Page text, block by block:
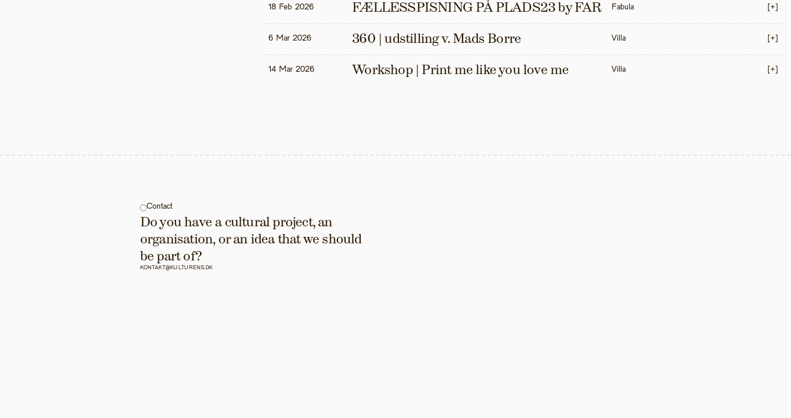
18 Feb 2026 FÆLLESSPISNING PÅ PLADS23 by FAR Fabula [+]
6 Mar 2026 360 | udstilling v. Mads Borre Villa [+]
14 Mar 2026 Workshop | Print me like you love me Villa [+]
KONTAKT@KULTURENS.DK
Do you have a cultural project, an
organisation, or an idea that we should
be part of?
Contact